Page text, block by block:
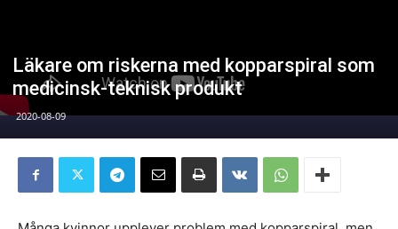
Läkare om riskerna med kopparspiral som
medicinsk-teknisk produkt
2020-08-09